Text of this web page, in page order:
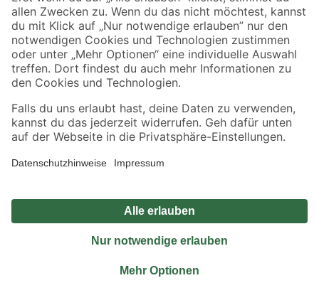
Jetzt die toom-App herunterladen
Alle Preisangaben in EUR inkl. gesetzl. MwSt.. Die dargestellten Angebote sind unter
Umständen nicht in allen Märkten verfügbar. Die angegebenen Verfügbarkeiten beziehen
Produkte nur solange der Vorrat reicht.
*Paketversand ab 59 € versandkostenfrei, gilt nicht für Artikel mit Speditionsversand, hier
Privatsphäre Impressum
Nutzungsbedingungen
Widerrufsrecht
Vertrag widerrufen
© 2026 toom Baumarkt GmbH